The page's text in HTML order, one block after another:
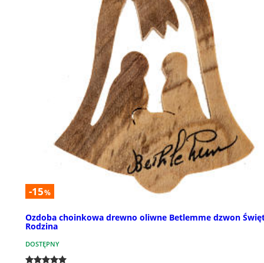
-15%
Ozdoba choinkowa drewno oliwne Betlemme dzwon
Rodzina
DOSTĘPNY